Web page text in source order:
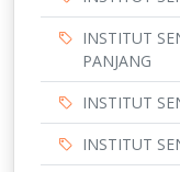
INSTITUT
PANJANG
INSTITUT
INSTITUT